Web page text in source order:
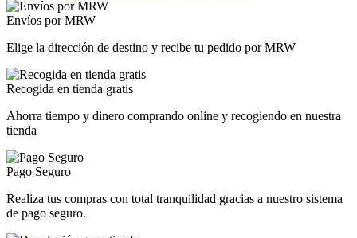
Envíos por MRW
Elige la dirección de destino y recibe tu pedido por MRW
Recogida en tienda gratis
Ahorra tiempo y dinero comprando online y recogiendo en nuestra
tienda
Pago Seguro
Realiza tus compras con total tranquilidad gracias a nuestro sistema
de pago seguro.